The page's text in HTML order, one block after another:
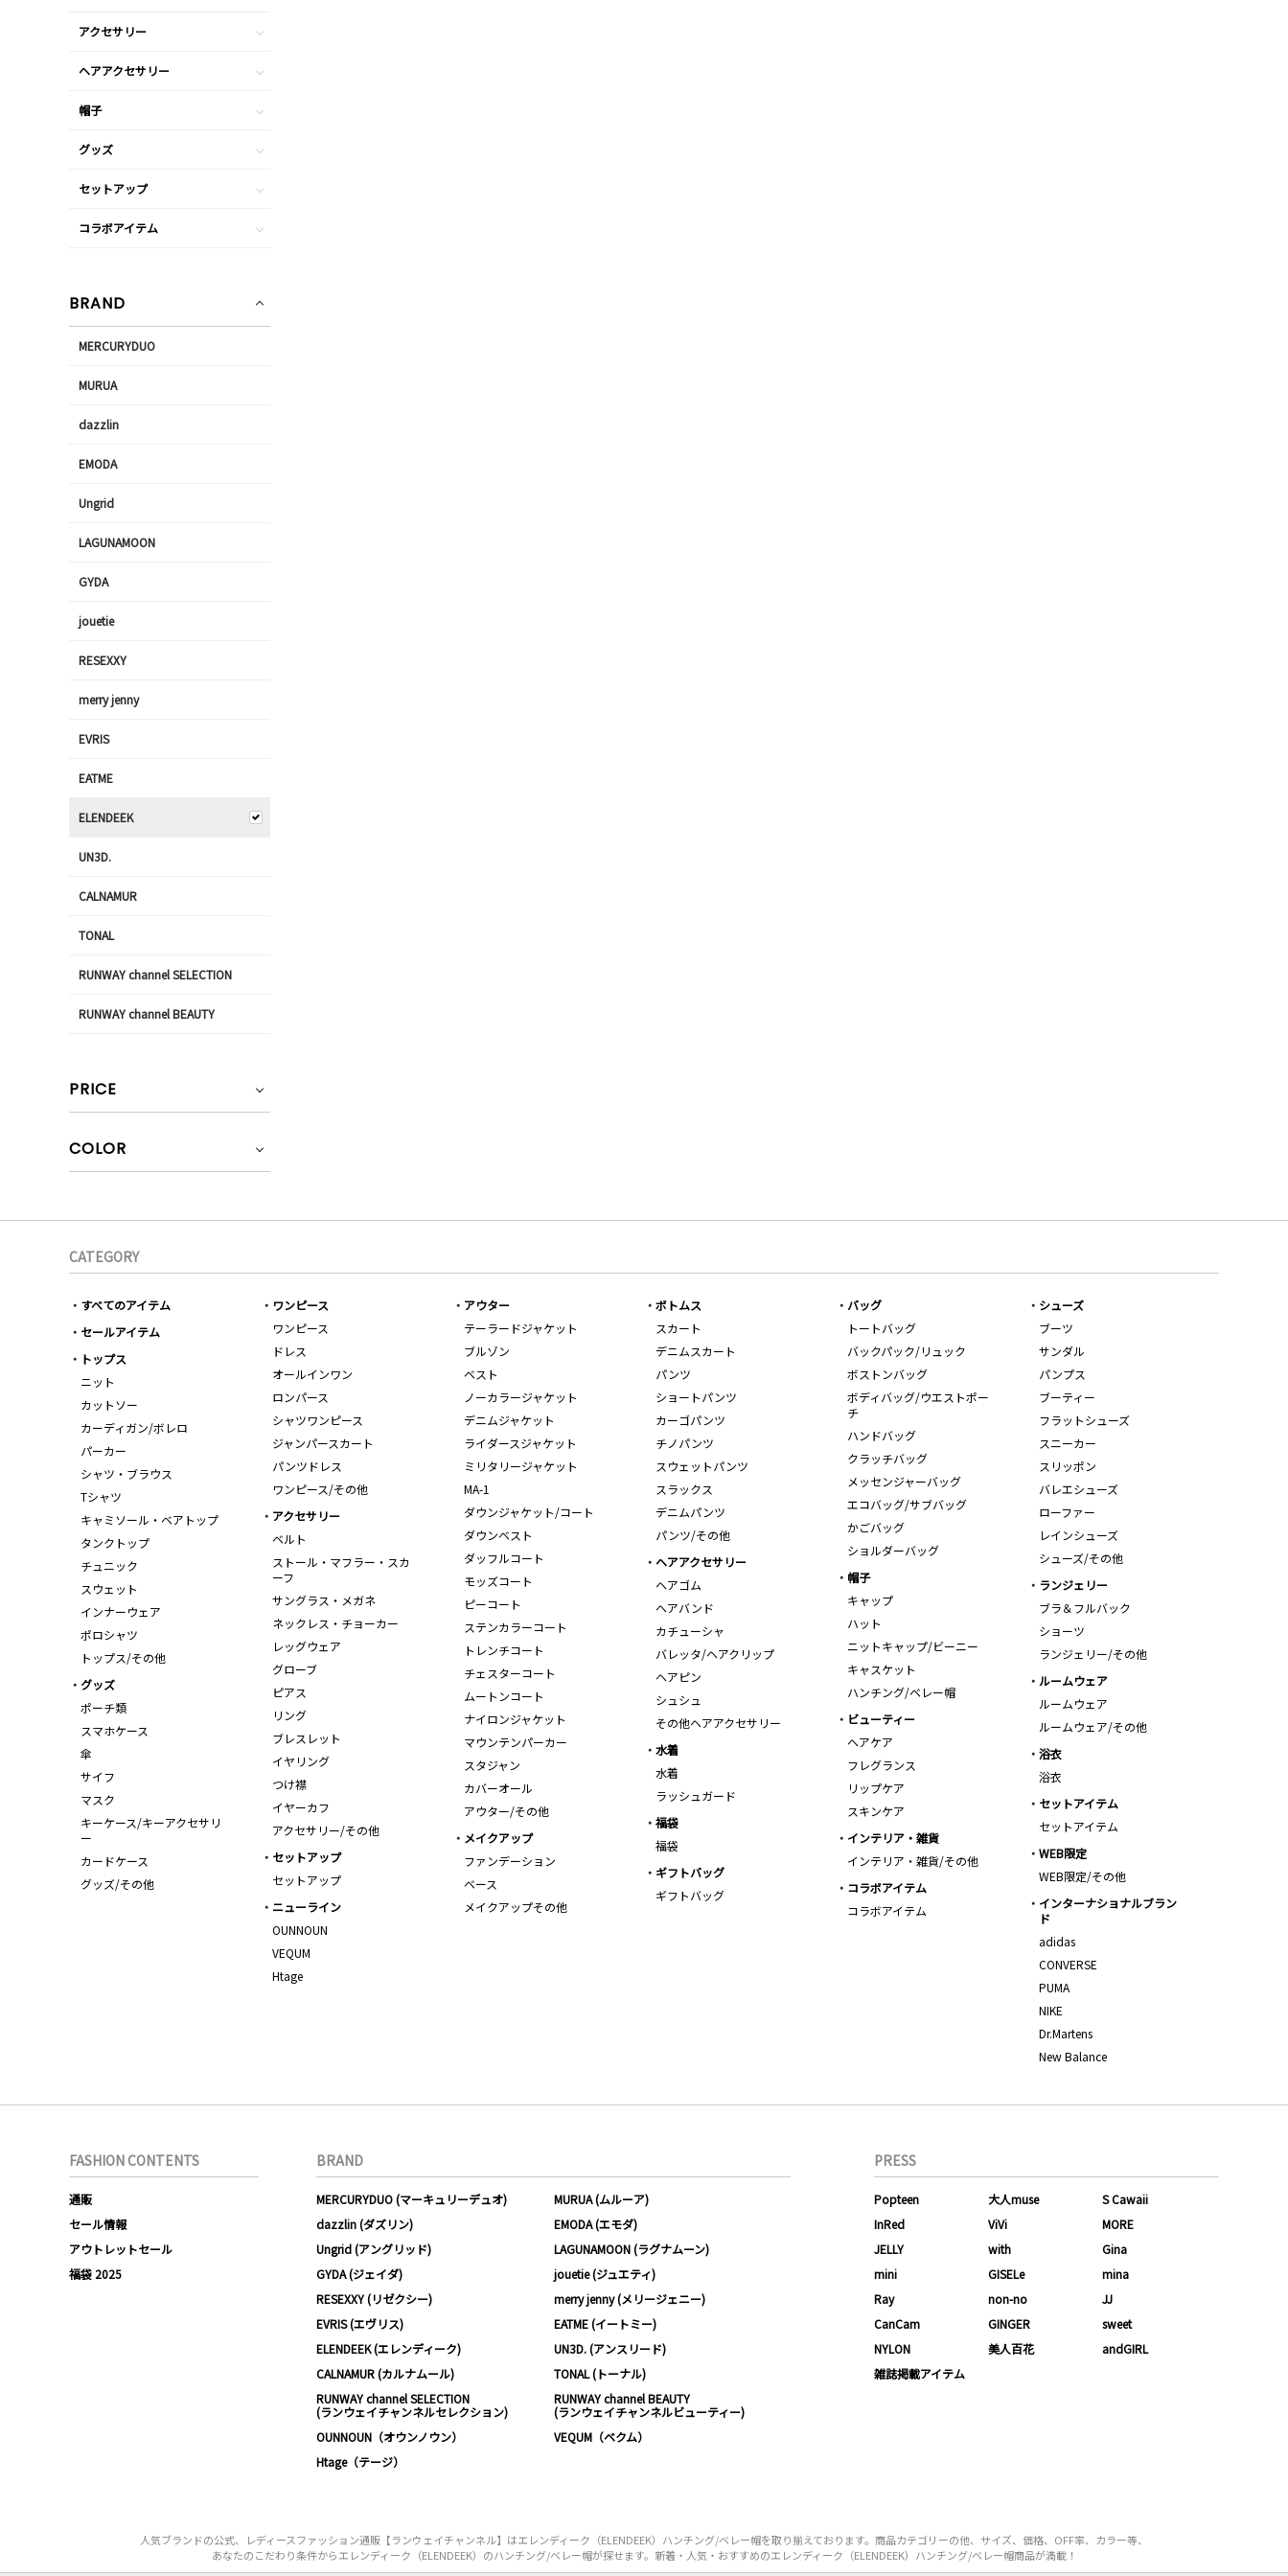
アクセサリー
ヘアアクセサリー
帽子
グッズ
セットアップ
コラボアイテム
BRAND
MERCURYDUO
MURUA
dazzlin
EMODA
Ungrid
LAGUNAMOON
GYDA
jouetie
RESEXXY
merry jenny
EVRIS
EATME
ELENDEEK
UN3D.
CALNAMUR
TONAL
RUNWAY channel SELECTION
RUNWAY channel BEAUTY
PRICE
COLOR
CATEGORY
すべてのアイテム
セールアイテム
トップス
ニット
カットソー
カーディガン/ボレロ
パーカー
シャツ・ブラウス
Tシャツ
キャミソール・ベアトップ
タンクトップ
チュニック
スウェット
インナーウェア
ポロシャツ
トップス/その他
ワンピース
ワンピース
ドレス
オールインワン
ロンパース
シャツワンピース
ジャンパースカート
パンツドレス
ワンピース/その他
アウター
テーラードジャケット
ブルゾン
ベスト
ノーカラージャケット
デニムジャケット
ライダースジャケット
ミリタリージャケット
MA-1
ダウンジャケット/コート
ダウンベスト
ダッフルコート
モッズコート
ピーコート
ステンカラーコート
トレンチコート
チェスターコート
ムートンコート
ナイロンジャケット
マウンテンパーカー
スタジャン
カバーオール
アウター/その他
ボトムス
スカート
デニムスカート
パンツ
ショートパンツ
カーゴパンツ
チノパンツ
スウェットパンツ
スラックス
デニムパンツ
パンツ/その他
バッグ
トートバッグ
バックパック/リュック
ボストンバッグ
ボディバッグ/ウエストポー
チ
ハンドバッグ
クラッチバッグ
メッセンジャーバッグ
エコバッグ/サブバッグ
かごバッグ
ショルダーバッグ
シューズ
ブーツ
サンダル
パンプス
ブーティー
フラットシューズ
スニーカー
スリッポン
バレエシューズ
ローファー
レインシューズ
シューズ/その他
アクセサリー
ベルト
ストール・マフラー・スカ
ーフ
サングラス・メガネ
ネックレス・チョーカー
レッグウェア
グローブ
ピアス
リング
ブレスレット
イヤリング
つけ襟
イヤーカフ
アクセサリー/その他
ヘアアクセサリー
ヘアゴム
ヘアバンド
カチューシャ
バレッタ/ヘアクリップ
ヘアピン
シュシュ
その他ヘアアクセサリー
帽子
キャップ
ハット
ニットキャップ/ビーニー
キャスケット
ハンチング/ベレー帽
ランジェリー
ブラ＆フルバック
ショーツ
ランジェリー/その他
ルームウェア
ルームウェア
ルームウェア/その他
グッズ
ポーチ類
スマホケース
傘
サイフ
マスク
キーケース/キーアクセサリ
ー
カードケース
グッズ/その他
ビューティー
ヘアケア
フレグランス
リップケア
スキンケア
水着
水着
ラッシュガード
浴衣
浴衣
セットアイテム
セットアイテム
福袋
福袋
メイクアップ
ファンデーション
ベース
メイクアップその他
インテリア・雑貨
インテリア・雑貨/その他
WEB限定
WEB限定/その他
セットアップ
セットアップ
ギフトバッグ
ギフトバッグ
コラボアイテム
コラボアイテム
インターナショナルブラン
ド
adidas
CONVERSE
PUMA
NIKE
Dr.Martens
New Balance
ニューライン
OUNNOUN
VEQUM
Htage
FASHION CONTENTS
通販
セール情報
アウトレットセール
福袋 2025
BRAND
MERCURYDUO (マーキュリーデュオ)
MURUA (ムルーア)
dazzlin (ダズリン)
EMODA (エモダ)
Ungrid (アングリッド)
LAGUNAMOON (ラグナムーン)
GYDA (ジェイダ)
jouetie (ジュエティ)
RESEXXY (リゼクシー)
merry jenny (メリージェニー)
EVRIS (エヴリス)
EATME (イートミー)
ELENDEEK (エレンディーク)
UN3D. (アンスリード)
CALNAMUR (カルナムール)
TONAL (トーナル)
RUNWAY channel SELECTION
(ランウェイチャンネルセレクション)
RUNWAY channel BEAUTY
(ランウェイチャンネルビューティー)
OUNNOUN（オウンノウン）
VEQUM（ベクム）
Htage（テージ）
PRESS
Popteen 大人muse
S Cawaii
InRed
ViVi
MORE
JELLY
with
Gina
mini
GISELe
mina
Ray
non-no
JJ
CanCam
GINGER
sweet
NYLON
美人百花
andGIRL
雑誌掲載アイテム
人気ブランドの公式、レディースファッション通販【ランウェイチャンネル】はエレンディーク（ELENDEEK）ハンチング/ベレー帽を取り揃えております。商品カテゴリーの他、サイズ、価格、OFF率、カラー等、
あなたのこだわり条件からエレンディーク（ELENDEEK）のハンチング/ベレー帽が探せます。新着・人気・おすすめのエレンディーク（ELENDEEK）ハンチング/ベレー帽商品が満載！